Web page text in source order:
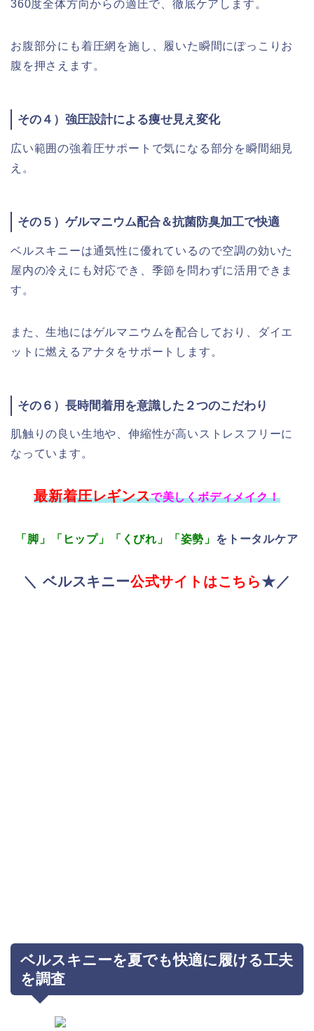
360度全体方向からの適圧で、徹底ケアします。
お腹部分にも着圧網を施し、履いた瞬間にぽっこりお
腹を押さえます。
その４）強圧設計による痩せ見え変化
広い範囲の強着圧サポートで気になる部分を瞬間細見
え。
その５）ゲルマニウム配合＆抗菌防臭加工で快適
ベルスキニーは通気性に優れているので空調の効いた
屋内の冷えにも対応でき、季節を問わずに活用できま
す。
また、生地にはゲルマニウムを配合しており、ダイエ
ットに燃えるアナタをサポートします。
その６）長時間着用を意識した２つのこだわり
肌触りの良い生地や、伸縮性が高いストレスフリーに
なっています。
最新着圧レギンスで美しくボディメイク！
「脚」「ヒップ」「くびれ」「姿勢」 をトータルケア
＼ ベルスキニー公式サイトはこちら★／
ベルスキニーを夏でも快適に履ける工夫
を調査